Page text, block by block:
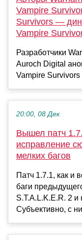
Vampire
Survivors —
Vampire
Разработчики
Auroch Digital
Vampire
20:00, 08 Дек
Вышел патч
исправление
мелких багов
Патч 1.7.1, как и
баги
S.T.A.L.K.E.R. 2
Субъективно, с